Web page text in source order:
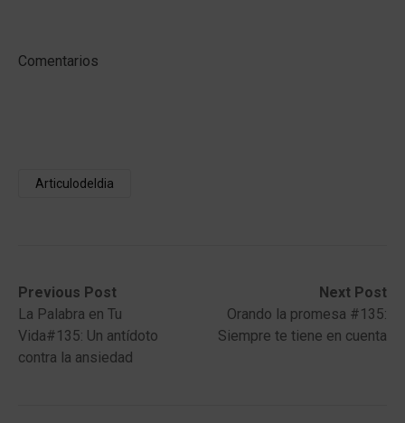
Comentarios
Articulodeldia
Post
navigation
Previous Post
Previous
post:La Palabra en Tu
Vida#135: Un antídoto
contra la ansiedad
Next Post
Next
post:
Orando la promesa #135:
Siempre te tiene en cuenta